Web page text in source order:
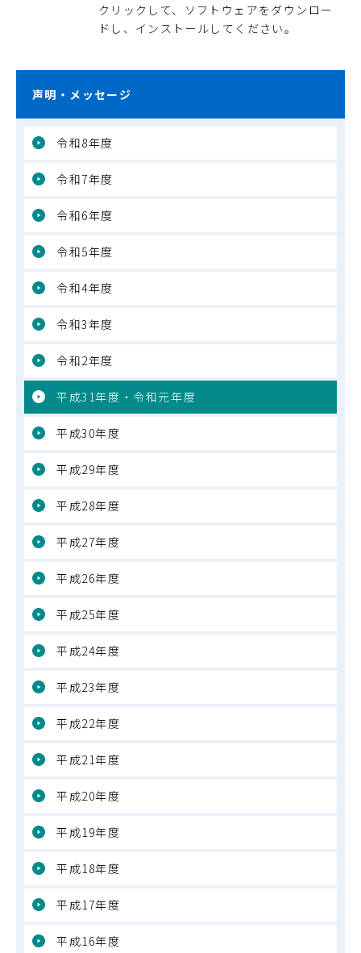
クリックして、ソフトウェアをダウンロー
ドし、インストールしてください。
声明・メッセージ
令和8年度
令和7年度
令和6年度
令和5年度
令和4年度
令和3年度
令和2年度
平成31年度・令和元年度
平成30年度
平成29年度
平成28年度
平成27年度
平成26年度
平成25年度
平成24年度
平成23年度
平成22年度
平成21年度
平成20年度
平成19年度
平成18年度
平成17年度
平成16年度